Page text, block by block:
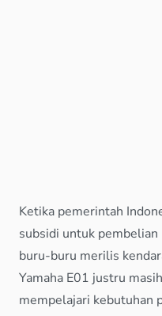
Ketika pemerintah
subsidi untuk
buru-buru merilis
Yamaha E01 justru
mempelajari kebutuhan